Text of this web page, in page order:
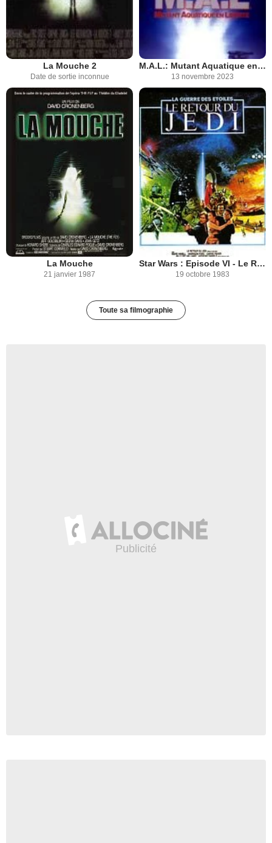
La Mouche 2
Date de sortie inconnue
M.A.L.: Mutant Aquatique en Liberté
13 novembre 2023
La Mouche
21 janvier 1987
Star Wars : Episode VI - Le Retour du Jedi
19 octobre 1983
Toute sa filmographie